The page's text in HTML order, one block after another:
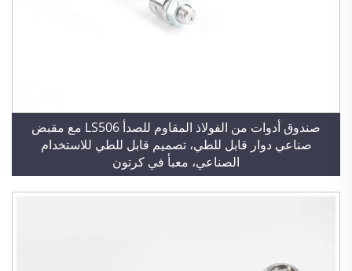
صندوق أدوات من الفولاذ المقاوم للصدأ LS506 مع مقبض
صناعي دوار قابل للطي، تصميم قابل للطي للاستخدام
الصناعي، معبأ في كرتون